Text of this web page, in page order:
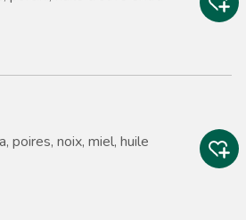
poires, noix, miel, huile